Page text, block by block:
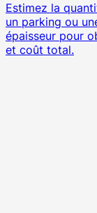
Estimez la
un parking ou
épaisseur pour
et coût total.